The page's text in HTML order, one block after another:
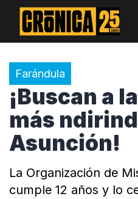
Farándula
¡Buscan a
más
Asunción!
La Organización de
cumple 12 años y lo